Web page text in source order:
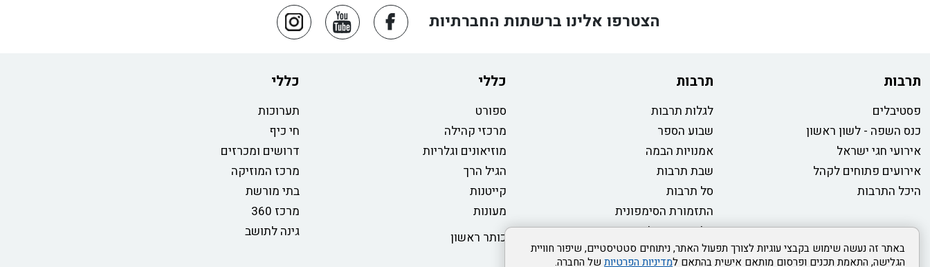
באתר זה נעשה שימוש בקבצי עוגיות לצורך תפעול האתר, ניתוחים סטטיסטיים, שיפור חוויית
הגלישה, התאמת תכנים ופרסום מותאם אישית בהתאם למדיניות הפרטיות של החברה.
הצטרפו אלינו ברשתות החברתיות
תרבות
פסטיבלים
כנס השפה - לשון ראשון
אירועי חגי ישראל
אירועים פתוחים לקהל
היכל התרבות
תרבות
לגלות תרבות
שבוע הספר
אמנויות הבמה
שבת תרבות
סל תרבות
התזמורת הסימפונית
טלוויזיה קהילתית
כללי
ספורט
מרכזי קהילה
מוזיאונים וגלריות
הגיל הרך
קייטנות
מעונות
כותר ראשון
כללי
תערוכות
חי כיף
דרושים ומכרזים
מרכז המוזיקה
בתי מורשת
מרכז 360
גינה לתושב